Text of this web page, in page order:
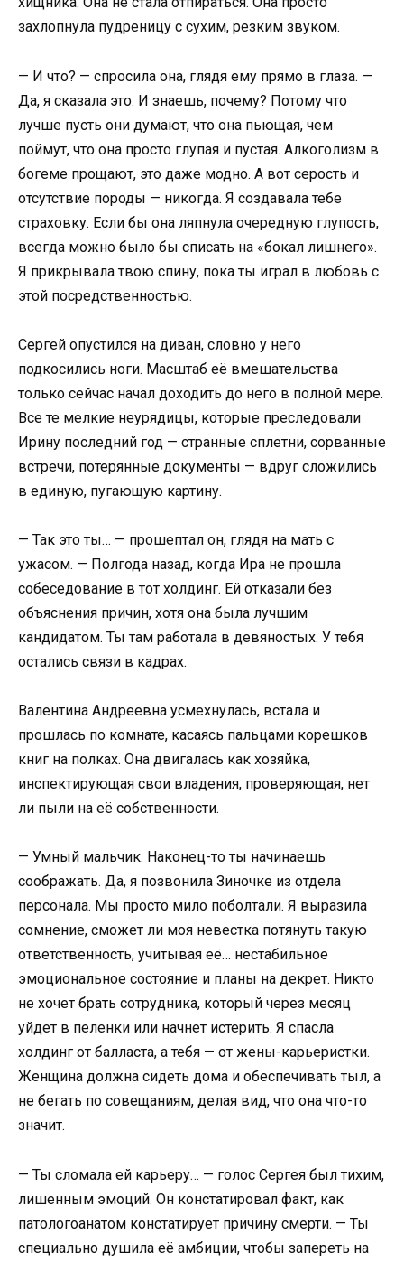
захлопнула пудреницу с сухим, резким звуком.
— И что? — спросила она, глядя ему прямо в глаза. —
Да, я сказала это. И знаешь, почему? Потому что
лучше пусть они думают, что она пьющая, чем
поймут, что она просто глупая и пустая. Алкоголизм в
богеме прощают, это даже модно. А вот серость и
отсутствие породы — никогда. Я создавала тебе
страховку. Если бы она ляпнула очередную глупость,
всегда можно было бы списать на «бокал лишнего».
Я прикрывала твою спину, пока ты играл в любовь с
этой посредственностью.
Сергей опустился на диван, словно у него
подкосились ноги. Масштаб её вмешательства
только сейчас начал доходить до него в полной мере.
Все те мелкие неурядицы, которые преследовали
Ирину последний год — странные сплетни, сорванные
встречи, потерянные документы — вдруг сложились
в единую, пугающую картину.
— Так это ты… — прошептал он, глядя на мать с
ужасом. — Полгода назад, когда Ира не прошла
собеседование в тот холдинг. Ей отказали без
объяснения причин, хотя она была лучшим
кандидатом. Ты там работала в девяностых. У тебя
остались связи в кадрах.
Валентина Андреевна усмехнулась, встала и
прошлась по комнате, касаясь пальцами корешков
книг на полках. Она двигалась как хозяйка,
инспектирующая свои владения, проверяющая, нет
ли пыли на её собственности.
— Умный мальчик. Наконец-то ты начинаешь
соображать. Да, я позвонила Зиночке из отдела
персонала. Мы просто мило поболтали. Я выразила
сомнение, сможет ли моя невестка потянуть такую
ответственность, учитывая её… нестабильное
эмоциональное состояние и планы на декрет. Никто
не хочет брать сотрудника, который через месяц
уйдет в пеленки или начнет истерить. Я спасла
холдинг от балласта, а тебя — от жены-карьеристки.
Женщина должна сидеть дома и обеспечивать тыл, а
не бегать по совещаниям, делая вид, что она что-то
значит.
— Ты сломала ей карьеру… — голос Сергея был тихим,
лишенным эмоций. Он констатировал факт, как
патологоанатом констатирует причину смерти. — Ты
специально душила её амбиции, чтобы запереть на